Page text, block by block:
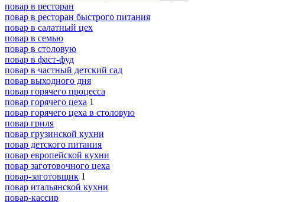
повар в ресторан
повар в ресторан быстрого питания
повар в салатный цех
повар в семью
повар в столовую
повар в фаст-фуд
повар в частный детский сад
повар выходного дня
повар горячего процесса
повар горячего цеха 1
повар горячего цеха в столовую
повар гриля
повар грузинской кухни
повар детского питания
повар европейской кухни
повар заготовочного цеха
повар-заготовщик 1
повар итальянской кухни
повар-кассир